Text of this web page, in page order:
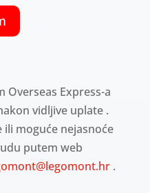
Overseas Express-a
vidljive uplate .
ili moguće nejasnoće
putem web
.